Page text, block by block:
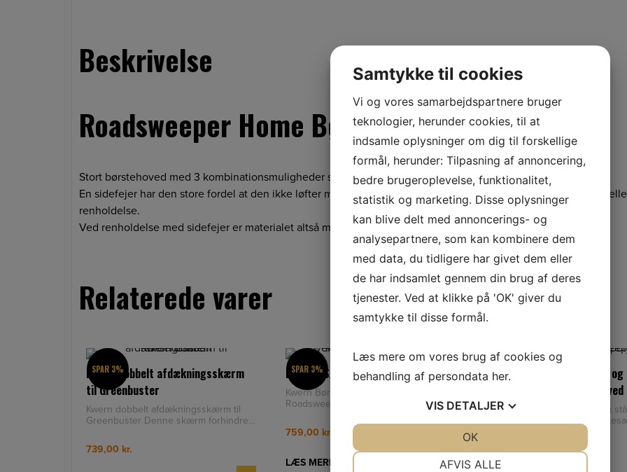
Beskrivelse
Roadsweeper Home Børstehoved inkl. bolte
Stort børstehoved med 3 kombinationsmuligheder som tilbehør til Greenbuster Home 550.
En sidefejer har den store fordel at den ikke løfter materiale op fra underlaget. Det vil sige at f.eks grus, sand
renholdelse.
Ved renholdelse med sidefejer er materialet altså meget nemmere at styre.
Relaterede varer
SPAR 3%
Kwern dobbelt afdækningsskærm
til Greenbuster
Kwern dobbelt afdækningsskærm til
Greenbuster Denne skærm forhindrer,
739,00 kr.
SPAR 3%
BØRSTESÆT STÅL
Kwern Børstesæt Stål 6stk til
Roadsweeper-hoved 100% Stål Det
759,00 kr.
LÆS MERE
SPAR 5%
Kwern Børstesæt Mix poly
10stk til Roadsweeper-hoved
Kwern Børstesæt Mix poly og
Sidefejer – Mix af poly- o
Samtykke til cookies
Vi og vores samarbejdspartnere bruger
teknologier, herunder cookies, til at
indsamle oplysninger om dig til forskellige
formål, herunder: Tilpasning af annoncering,
bedre brugeroplevelse, funktionalitet,
statistik og marketing. Disse oplysninger
kan blive delt med annoncerings- og
analysepartnere, som kan kombinere dem
med data, du tidligere har givet dem eller
de har indsamlet gennem din brug af deres
tjenester. Ved at klikke på 'OK' giver du
samtykke til disse formål.
Læs mere om vores brug af cookies og
behandling af persondata her.
VIS DETALJER
AFVIS ALLE
OK